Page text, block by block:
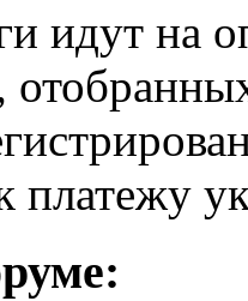
идут на
платежу